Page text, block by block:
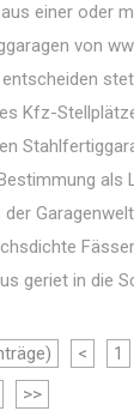
einer oder
von
Kfz-
als
geriet in die
< 1
>>